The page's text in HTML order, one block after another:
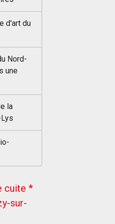
d'art du
Nord-
une
la
cuite *
sur-